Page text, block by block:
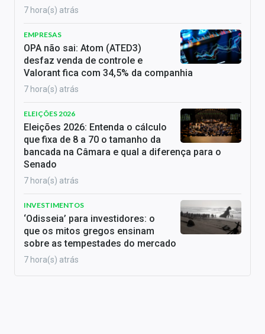
7 hora(s) atrás
EMPRESAS
OPA não sai: Atom (ATED3)
desfaz venda de controle e
Valorant fica com 34,5% da companhia
7 hora(s) atrás
ELEIÇÕES 2026
Eleições 2026: Entenda o cálculo
que fixa de 8 a 70 o tamanho da
bancada na Câmara e qual a diferença para o
Senado
7 hora(s) atrás
INVESTIMENTOS
‘Odisseia’ para investidores: o
que os mitos gregos ensinam
sobre as tempestades do mercado
7 hora(s) atrás